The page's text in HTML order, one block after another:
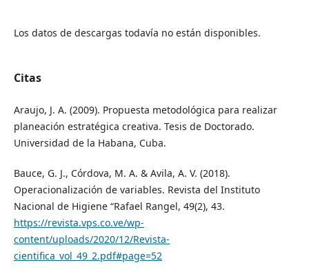
Los datos de descargas todavía no están disponibles.
Citas
Araujo, J. A. (2009). Propuesta metodológica para realizar
planeación estratégica creativa. Tesis de Doctorado.
Universidad de la Habana, Cuba.
Bauce, G. J., Córdova, M. A. & Avila, A. V. (2018).
Operacionalización de variables. Revista del Instituto
Nacional de Higiene “Rafael Rangel, 49(2), 43.
https://revista.vps.co.ve/wp-
content/uploads/2020/12/Revista-
cientifica_vol_49_2.pdf#page=52